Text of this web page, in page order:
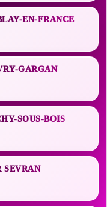
EN-FRANCE
GARGAN
SOUS-BOIS
SEVRAN